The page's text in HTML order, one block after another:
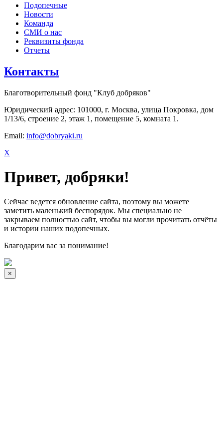
Подопечные
Новости
Команда
СМИ о нас
Реквизиты фонда
Отчеты
Контакты
Благотворительный фонд "Клуб добряков"
Юридический адрес: 101000, г. Москва, улица Покровка, дом
1/13/6, строение 2, этаж 1, помещение 5, комната 1.
Email: info@dobryaki.ru
X
Привет, добряки!
Сейчас ведется обновление сайта, поэтому вы можете
заметить маленький беспорядок. Мы специально не
закрываем полностью сайт, чтобы вы могли прочитать отчёты
и истории наших подопечных.
Благодарим вас за понимание!
×